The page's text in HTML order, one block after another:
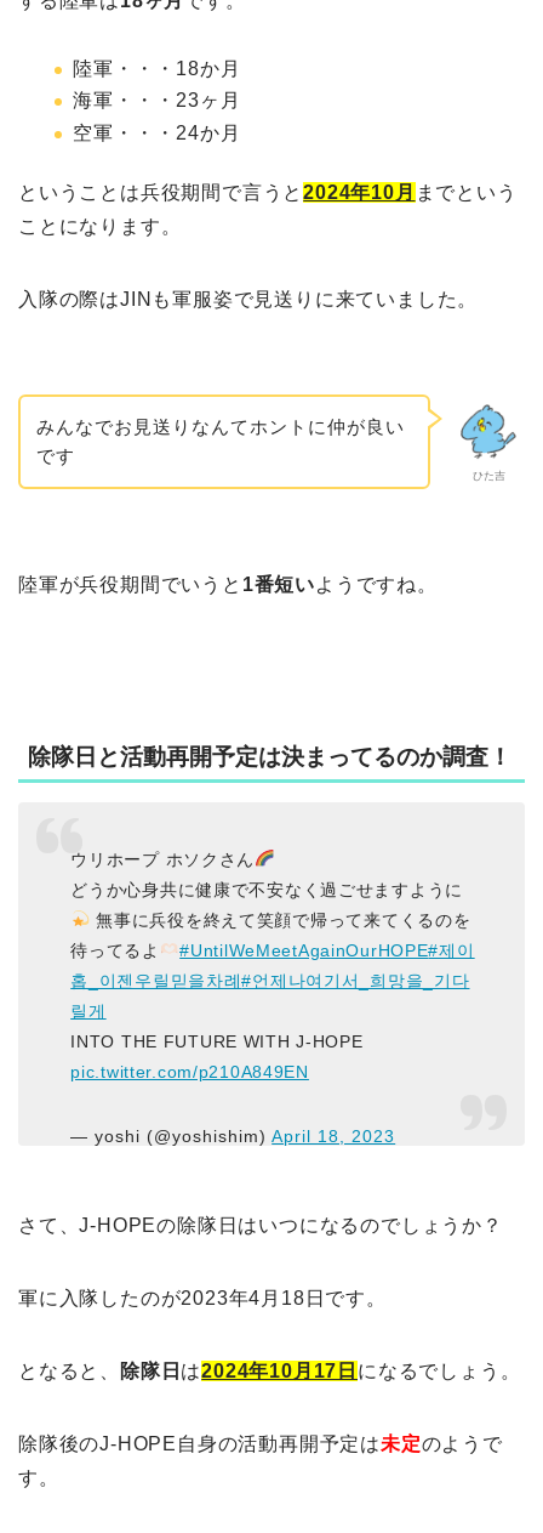
陸軍・・・18か月
海軍・・・23ヶ月
空軍・・・24か月
ということは兵役期間で言うと2024年10月 までという
ことになります。
入隊の際はJINも軍服姿で見送りに来ていました。
ひた吉
みんなでお見送りなんてホントに仲が良い
です
陸軍が兵役期間でいうと 1番短いようですね。
除隊日と活動再開予定は決まってるのか調査！
ウリホープ ホソクさん
どうか心身共に健康で不安なく過ごせますように
無事に兵役を終えて笑顔で帰って来てくるのを
待ってるよ
#UntilWeMeetAgainOurHOPE#제이
홉_이젠우릴믿을차례#언제나여기서_희망을_기다
릴게
INTO THE FUTURE WITH J-HOPE
pic.twitter.com/p210A849EN
— yoshi (@yoshishim)April 18, 2023
さて、J-HOPEの除隊日はいつになるのでしょうか？
軍に入隊したのが2023年4月18日です。
となると、 除隊日 は2024年10月17日 になるでしょう。
除隊後のJ-HOPE自身の活動再開予定は未定のようで
す。